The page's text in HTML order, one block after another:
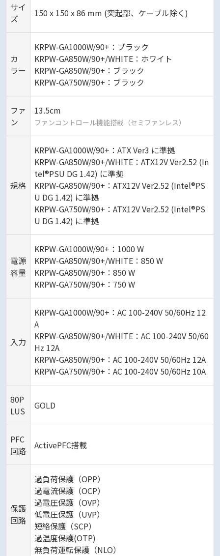
サイ
ズ
150 x 150 x 86 mm (突起部、ケーブル除く)
カ
ラー
KRPW-GA1000W/90+：ブラック
KRPW-GA850W/90+/WHITE：ホワイト
KRPW-GA850W/90+：ブラック
KRPW-GA750W/90+：ブラック
ファ
ン
13.5cm
ファンコントロール機能搭載（セミファンレス）
規格
KRPW-GA1000W/90+：ATX Ver3 に準拠
KRPW-GA850W/90+/WHITE：ATX12V Ver2.52 (In
tel®PSU DG 1.42) に準拠
KRPW-GA850W/90+：ATX12V Ver2.52 (Intel®PS
U DG 1.42) に準拠
KRPW-GA750W/90+：ATX12V Ver2.52 (Intel®PS
U DG 1.42) に準拠
電源
容量
KRPW-GA1000W/90+：1000 W
KRPW-GA850W/90+/WHITE：850 W
KRPW-GA850W/90+：850 W
KRPW-GA750W/90+：750 W
入力
KRPW-GA1000W/90+：AC 100-240V 50/60Hz 12
A
KRPW-GA850W/90+/WHITE：AC 100-240V 50/60
Hz 12A
KRPW-GA850W/90+：AC 100-240V 50/60Hz 12A
KRPW-GA750W/90+：AC 100-240V 50/60Hz 10A
80P
LUS
GOLD
PFC
回路
ActivePFC搭載
保護
回路
過負荷保護（OPP）
過電流保護（OCP）
過電圧保護（OVP）
低電圧保護（UVP）
短絡保護（SCP）
過温度保護(OTP)
無負荷運転保護（NLO）